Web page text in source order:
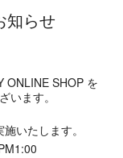
知らせ
ONLINE SHOP を
います。
いたします。